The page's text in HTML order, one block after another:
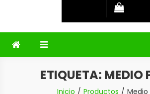
ETIQUETA: MEDIO
Inicio Productos Medio